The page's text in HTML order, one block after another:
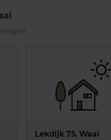
Lekdijk 75, Waal